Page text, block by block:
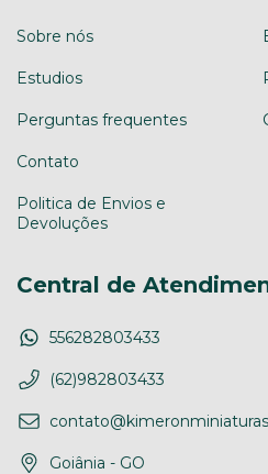
Sobre nós
Estudios
Perguntas frequentes
Contato
Politica de Envios e
Devoluções
Central de
556282803433
(62)982803433
Goiânia - GO